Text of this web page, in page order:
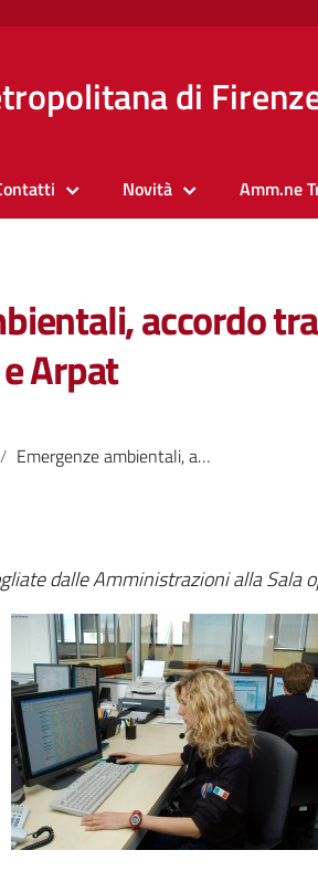
di
Novità Amm.ne
accordo
Arpat
Emergenze ambientali, accordo tra Città metropolitana e Arpat
dalle Amministrazioni alla Sala